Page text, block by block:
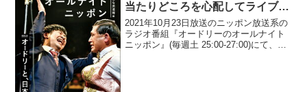
当たりどころを心配してライブ後
に声をかけたら春日が「寂しそう
な表情をしてた」と明かす
2021年10月23日放送のニッポン放送系の
ラジオ番組『オードリーのオールナイト
ニッポン』(毎週土 25:00-27:00)にて、お